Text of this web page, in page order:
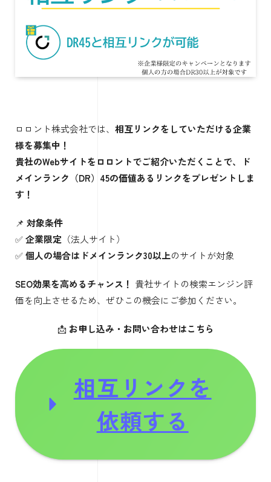
ロロント株式会社では、 相互リンクをしていただける企業
様を募集中！
貴社のWebサイトをロロントでご紹介いただくことで、ド
メインランク（DR）45の価値あるリンクをプレゼントしま
す！
📌 対象条件
✅企業限定 （法人サイト）
✅個人の場合はドメインランク30以上のサイトが対象
SEO効果を高めるチャンス！ 貴社サイトの検索エンジン評
価を向上させるため、ぜひこの機会にご参加ください。
📩 お申し込み・お問い合わせはこちら
相互リンクを
依頼する